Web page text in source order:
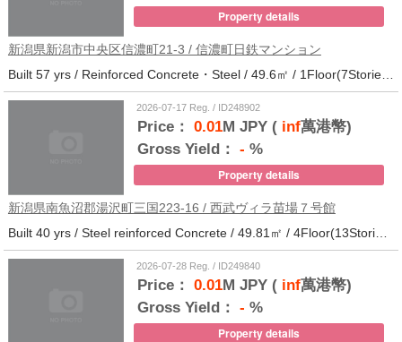
Property details
新潟県新潟市中央区信濃町21-3 / 信濃町日鉄マンション
Built 57 yrs / Reinforced Concrete・Steel / 49.6㎡ / 1Floor(7Stories) / 21Units / Distance from the station.10
2026-07-17 Reg. / ID248902
Price： 0.01M JPY (inf萬港幣)
Gross Yield： - %
Property details
新潟県南魚沼郡湯沢町三国223-16 / 西武ヴィラ苗場７号館
Built 40 yrs / Steel reinforced Concrete / 49.81㎡ / 4Floor(13Stories) / 370Units / Distance from the station.
2026-07-28 Reg. / ID249840
Price： 0.01M JPY (inf萬港幣)
Gross Yield： - %
Property details